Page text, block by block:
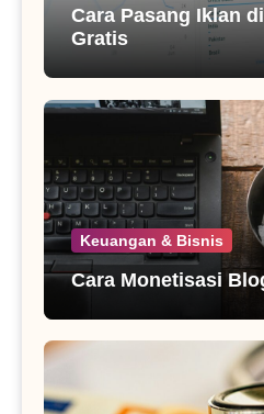
Cara Pasang Iklan
Gratis
Keuangan & Bisnis
Cara Monetisasi